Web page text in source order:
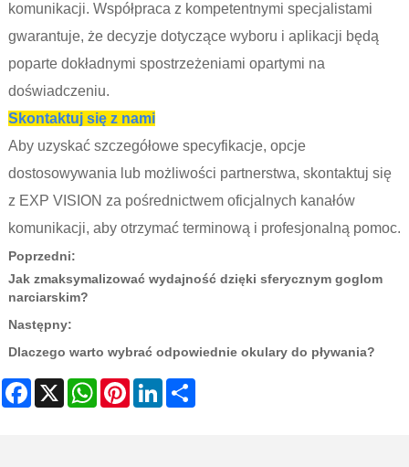
komunikacji. Współpraca z kompetentnymi specjalistami
gwarantuje, że decyzje dotyczące wyboru i aplikacji będą
poparte dokładnymi spostrzeżeniami opartymi na
doświadczeniu.
Skontaktuj się z nami
Aby uzyskać szczegółowe specyfikacje, opcje
dostosowywania lub możliwości partnerstwa, skontaktuj się
z EXP VISION za pośrednictwem oficjalnych kanałów
komunikacji, aby otrzymać terminową i profesjonalną pomoc.
Poprzedni:
Jak zmaksymalizować wydajność dzięki sferycznym goglom
narciarskim?
Następny:
Dlaczego warto wybrać odpowiednie okulary do pływania?
Facebook
X WhatsAppPinterestLinkedIn